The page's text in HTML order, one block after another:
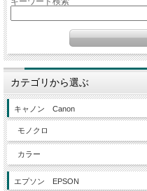
カテゴリから選ぶ
キャノン Canon
モノクロ
カラー
エプソン EPSON